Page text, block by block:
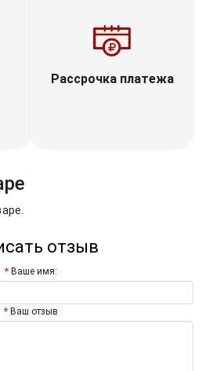
Рассрочка платежа
отзыв
Ваше имя:
Ваш отзыв